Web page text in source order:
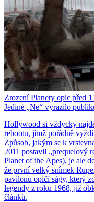
Zrození Planety opic před
Jediné „Ne“ vyrazilo
Hollywood si vždycky
rebootu, jímž pořádně
Způsob, jakým se k
2011 postavil „prequelový
Planet of the Apes), je ale
že první velký snímek
pavilonu opičí ságy, který
legendy z roku 1968, již
článků.